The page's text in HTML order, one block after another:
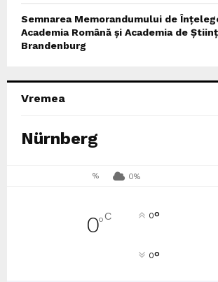
Semnarea Memorandumului de
Academia Română și Academia de
Brandenburg
Vremea
Nürnberg
% 0%
0°C 0°
0°